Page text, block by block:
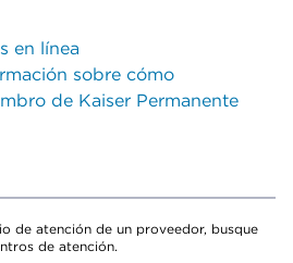
en línea
sobre cómo
de Kaiser Permanente
de atención de un proveedor, busque
de atención.